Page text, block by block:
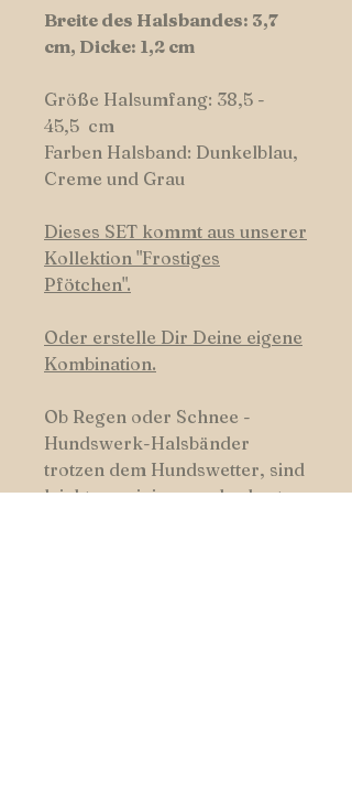
Breite des Halsbandes: 3,7
cm, Dicke: 1,2 cm
Größe Halsumfang: 38,5 -
45,5 cm
Farben Halsband: Dunkelblau,
Creme und Grau
Dieses SET kommt aus unserer
Kollektion "Frostiges
Pfötchen".
Oder erstelle Dir Deine eigene
Kombination.
Ob Regen oder Schnee -
Hundswerk-Halsbänder
trotzen dem Hundswetter, sind
leicht zu reinigen und robust.